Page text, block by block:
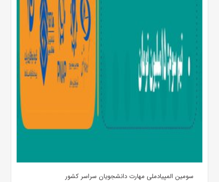
سومین المپیادملی مهارت دانشجویان سراسر کشور